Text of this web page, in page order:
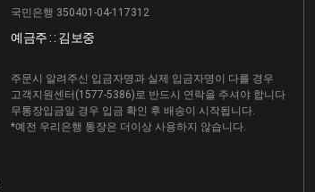
국민은행 350401-04-117312
예금주 : : 김보중
주문시 알려주신 입금자명과 실제 입금자명이 다를 경우
고객지원센터(1577-5386)로 반드시 연락을 주셔야 합니다
무통장입금일 경우 입금 확인 후 배송이 시작됩니다.
*예전 우리은행 통장은 더이상 사용하지 않습니다.